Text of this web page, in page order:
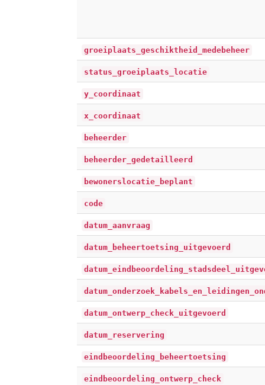
groeiplaats_geschiktheid_medebeheer
status_groeiplaats_locatie
y_coordinaat
x_coordinaat
beheerder
beheerder_gedetailleerd
bewonerslocatie_beplant
code
datum_aanvraag
datum_beheertoetsing_uitgevoerd
datum_ontwerp_check_uitgevoerd
datum_reservering
eindbeoordeling_beheertoetsing
eindbeoordeling_ontwerp_check